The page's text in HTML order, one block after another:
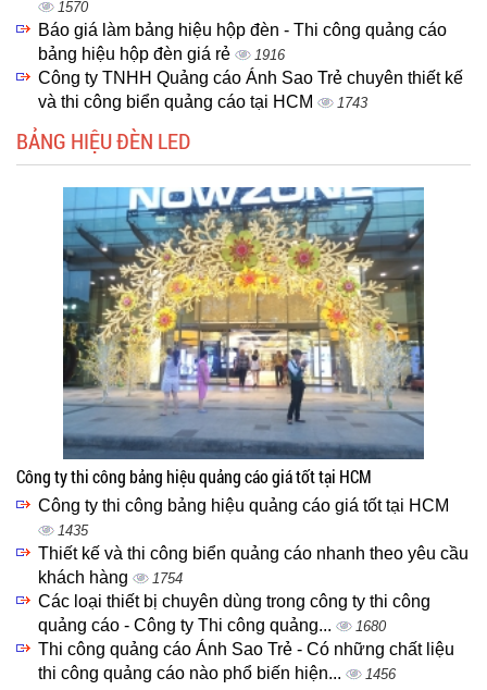
1570
Báo giá làm bảng hiệu hộp đèn - Thi công quảng cáo
bảng hiệu hộp đèn giá rẻ
1916
Công ty TNHH Quảng cáo Ánh Sao Trẻ chuyên thiết kế
và thi công biển quảng cáo tại HCM
1743
BẢNG HIỆU ĐÈN LED
Công ty thi công bảng hiệu quảng cáo giá tốt tại HCM
Công ty thi công bảng hiệu quảng cáo giá tốt tại HCM
1435
Thiết kế và thi công biển quảng cáo nhanh theo yêu cầu
khách hàng
1754
Các loại thiết bị chuyên dùng trong công ty thi công
quảng cáo - Công ty Thi công quảng...
1680
Thi công quảng cáo Ánh Sao Trẻ - Có những chất liệu
thi công quảng cáo nào phổ biến hiện...
1456